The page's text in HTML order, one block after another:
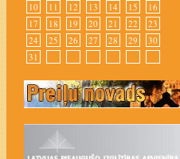
10
11 12 13 14 15
16
17
18 19 20 21 22
23
24
25 26 27 28 29
30
31